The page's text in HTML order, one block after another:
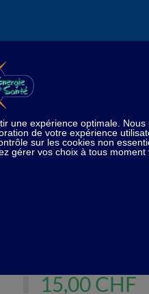
produits succès
aussi notre site de
et de formations
avec Fleurs et Gemmes
et Gemmes
15,00 CHF